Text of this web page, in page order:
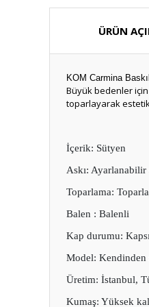
ÜRÜN
KOM Carmina
Büyük bedenler için
toparlayarak
İçerik: Sütyen
Askı: Ayarlanabilir
Toparlama:
Balen : Balenli
Kap durumu:
Model: Kendinden
Üretim: İstanbul,
Kumaş: Yüksek